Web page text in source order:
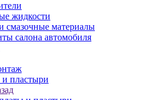
жидкости
смазочные материалы
салона автомобиля
и пластыри